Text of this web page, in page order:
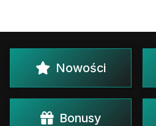
Nowości
Bonusy